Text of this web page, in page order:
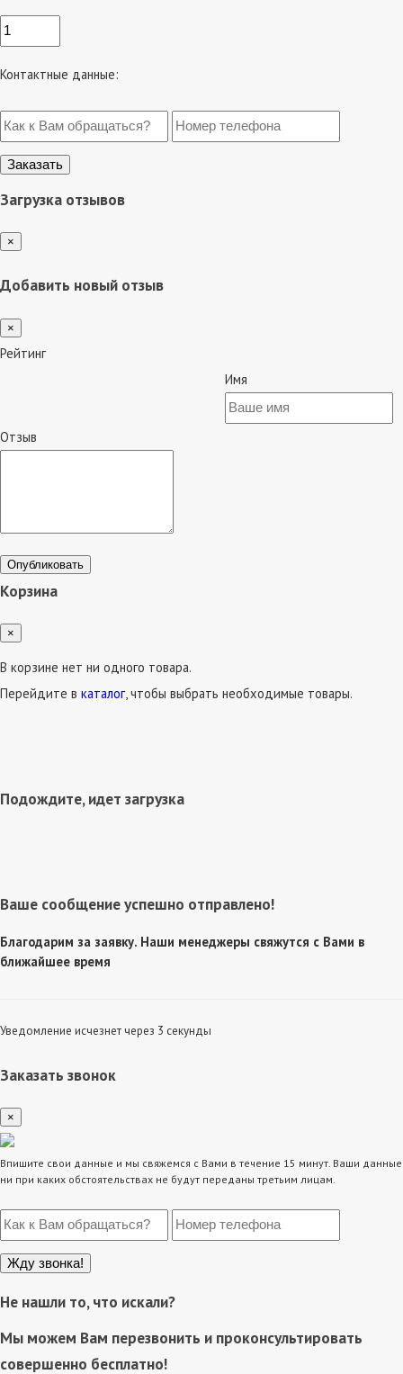
Контактные данные:
Загрузка отзывов
×
Добавить новый отзыв
×
Рейтинг
Имя
Отзыв
Опубликовать
Корзина
×
В корзине нет ни одного товара.
Перейдите в каталог, чтобы выбрать необходимые товары.
Подождите, идет загрузка
Ваше сообщение успешно отправлено!
Благодарим за заявку. Наши менеджеры свяжутся с Вами в
ближайшее время
Уведомление исчезнет через 3 секунды
Заказать звонок
×
Впишите свои данные и мы свяжемся с Вами в течение 15 минут. Ваши данные
ни при каких обстоятельствах не будут переданы третьим лицам.
Не нашли то, что искали?
Мы можем Вам перезвонить и проконсультировать
совершенно бесплатно!